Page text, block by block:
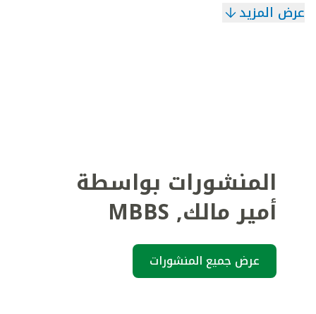
عرض المزيد
المنشورات بواسطة
أمير مالك,
MBBS
عرض جميع المنشورات